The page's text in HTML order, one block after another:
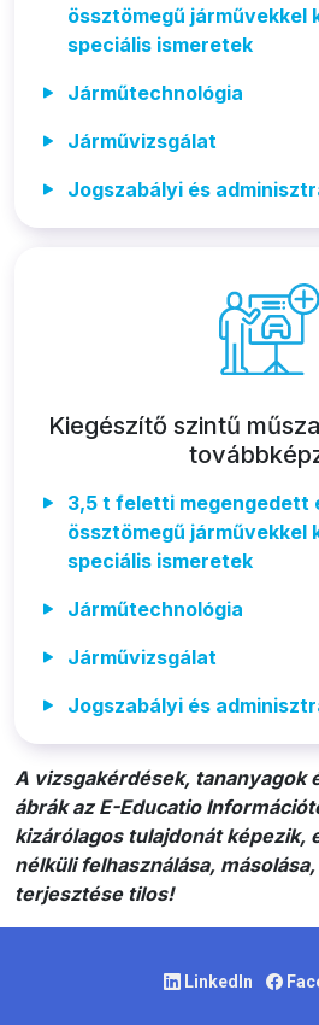
össztömegű járművekkel
speciális ismeretek
Járműtechnológia
Járművizsgálat
Jogszabályi és
Kiegészítő szintű
3,5 t feletti megengedett
össztömegű járművekkel
speciális ismeretek
Járműtechnológia
Járművizsgálat
Jogszabályi és
A vizsgakérdések, tananyagok
ábrák az E-Educatio
kizárólagos tulajdonát képezik,
nélküli felhasználása,
terjesztése tilos!
LinkedIn